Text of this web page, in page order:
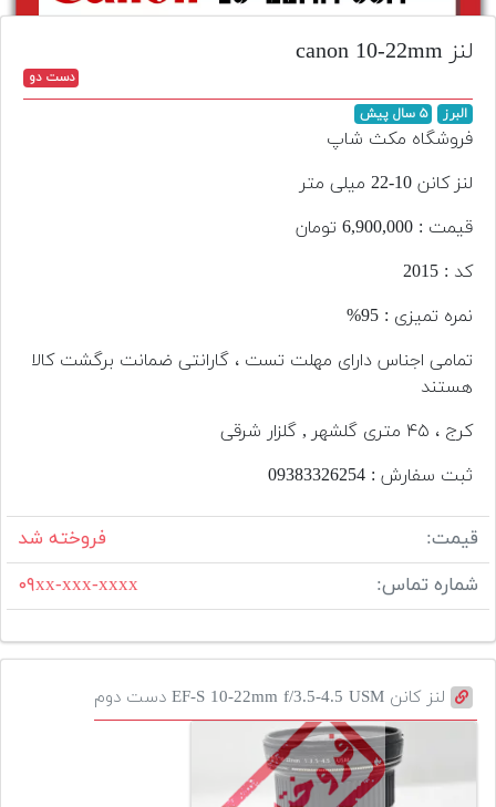
تجهیزات
مکث
افزودن
دست
قیمت
لنز canon 10-22mm
دست دو
البرز ۵ سال پیش
فروشگاه مکث شاپ
لنز کانن 10-22 میلی متر
قیمت : 6,900,000 تومان
کد : 2015
نمره تمیزی : 95%
تمامی اجناس دارای مهلت تست ، گارانتی ضمانت برگشت کالا
هستند
کرج ، ۴۵ متری گلشهر , گلزار شرقی
ثبت سفارش : 09383326254
قیمت:
فروخته شد
شماره تماس:
۰۹xx-xxx-xxxx
لنز کانن EF-S 10-22mm f/3.5-4.5 USM دست دوم